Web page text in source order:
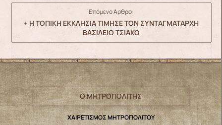
Επόμενο Άρθρο:
+ Η ΤΟΠΙΚΗ ΕΚΚΛΗΣΙΑ ΤΙΜΗΣΕ ΤΟΝ ΣΥΝΤΑΓΜΑΤΑΡΧΗ
ΒΑΣΙΛΕΙΟ ΤΣΙΑΚΟ
Ο ΜΗΤΡΟΠΟΛΙΤΗΣ
ΧΑΙΡΕΤΙΣΜΟΣ ΜΗΤΡΟΠΟΛΙΤΟΥ